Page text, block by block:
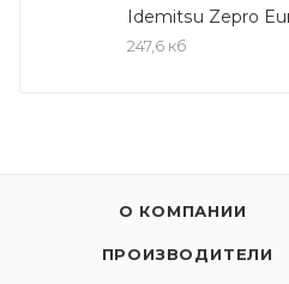
Обеспечивает надёжную
двигателей легковых
Idemitsu Zepro
247,6 кб
О КОМПАНИИ
ПРОИЗВОДИТЕЛИ